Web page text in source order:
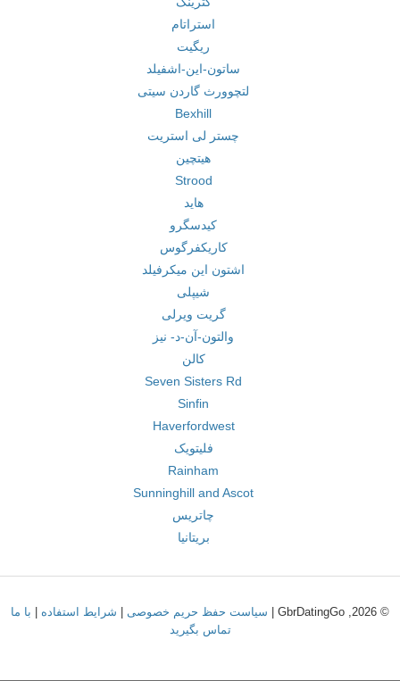
استراتام
ریگیت
ساتون-این-اشفیلد
لتچوورث گاردن سیتی
Bexhill
چستر لی استریت
هیتچین
Strood
هاید
کیدسگرو
کاریکفرگوس
اشتون این میکرفیلد
شیپلی
گریت ویرلی
والتون-آن-د- نیز
کالن
Seven Sisters Rd
Sinfin
Haverfordwest
فلیتویک
Rainham
Sunninghill and Ascot
چاتریس
بریتانیا
© 2026, GbrDatingGo | سیاست حفظ حریم خصوصی شرایط استفاده
با ما
تماس بگیرید